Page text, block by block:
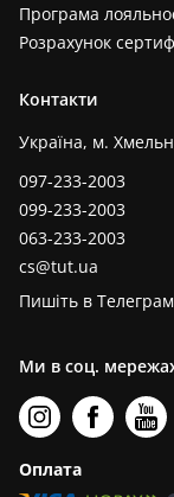
Програма
Розрахунок
Контакти
Україна, м.
097-233-2003
099-233-2003
063-233-2003
cs@tut.ua
Пишіть в
Ми в соц.
Оплата